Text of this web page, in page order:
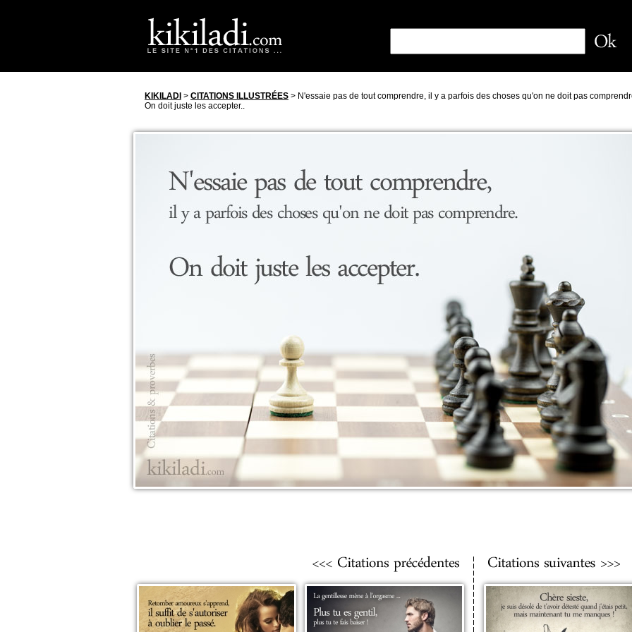
KIKILADI > CITATIONS ILLUSTRÉES > N'essaie pas de tout comprendre, il y a parfois des choses qu'on ne doit pas
On doit juste les accepter..